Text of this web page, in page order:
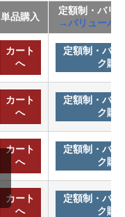
単品購入
定額制・バリ
→バリューパ
カート
へ
定額制・バリ
ク購
カート
へ
定額制・バリ
ク購
カート
へ
定額制・バリ
ク購
カート
へ
定額制・バリ
ク購